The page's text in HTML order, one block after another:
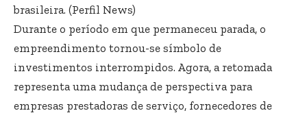
brasileira. (Perfil News)
Durante o período em que permaneceu parada, o
empreendimento tornou-se símbolo de
investimentos interrompidos. Agora, a retomada
representa uma mudança de perspectiva para
empresas prestadoras de serviço, fornecedores de